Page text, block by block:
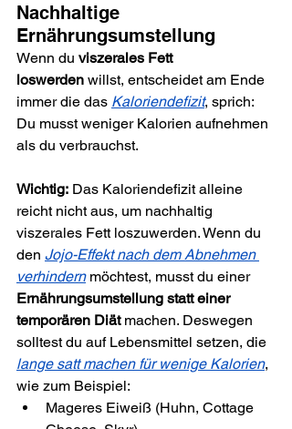
Nachhaltige
Ernährungsumstellung
Wenn du viszerales Fett
loswerden willst, entscheidet am Ende
immer die das Kaloriendefizit, sprich:
Du musst weniger Kalorien aufnehmen
als du verbrauchst.
Wichtig: Das Kaloriendefizit alleine
reicht nicht aus, um nachhaltig
viszerales Fett loszuwerden. Wenn du
den Jojo-Effekt nach dem Abnehmen
verhindern möchtest, musst du einer
Ernährungsumstellung statt einer
temporären Diät machen. Deswegen
solltest du auf Lebensmittel setzen, die
lange satt machen für wenige Kalorien,
wie zum Beispiel:
Mageres Eiweiß (Huhn, Cottage